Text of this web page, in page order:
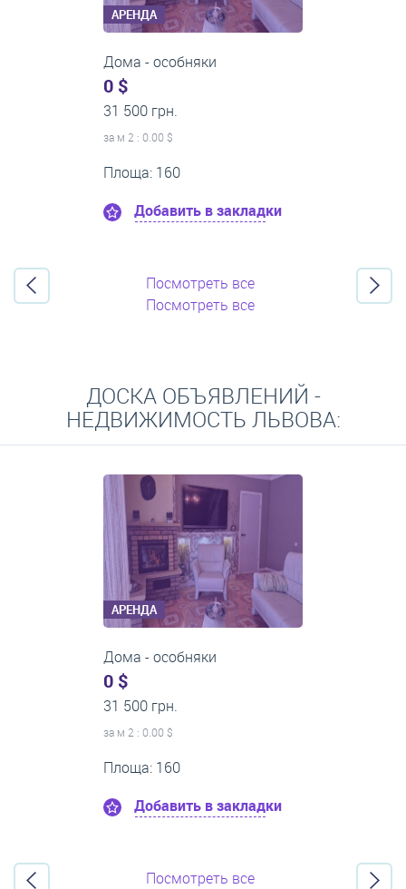
АРЕНДА
Дома - особняки
0 $
12 000 грн.
за м 2 : 0.00 $
Площа: 45
Добавить в закладки
Посмотреть все
Посмотреть все
ДОСКА ОБЪЯВЛЕНИЙ -
НЕДВИЖИМОСТЬ ЛЬВОВА:
АРЕНДА
1-комнатные квартиры
0 $
21 500 грн.
за м 2 : 0.00 $
Этаж:8
Посмотреть все